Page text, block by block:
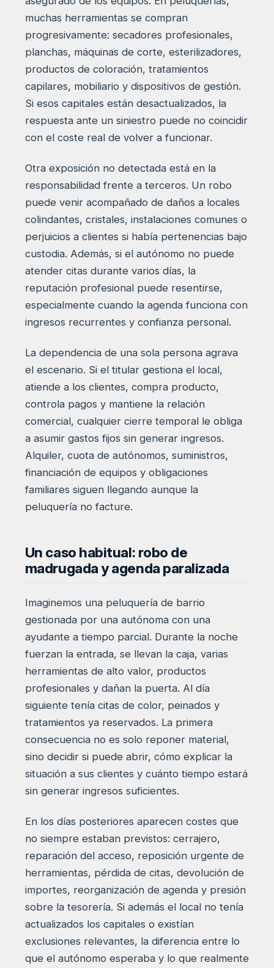
muchas herramientas se compran
progresivamente: secadores profesionales,
planchas, máquinas de corte, esterilizadores,
productos de coloración, tratamientos
capilares, mobiliario y dispositivos de gestión.
Si esos capitales están desactualizados, la
respuesta ante un siniestro puede no coincidir
con el coste real de volver a funcionar.
Otra exposición no detectada está en la
responsabilidad frente a terceros. Un robo
puede venir acompañado de daños a locales
colindantes, cristales, instalaciones comunes o
perjuicios a clientes si había pertenencias bajo
custodia. Además, si el autónomo no puede
atender citas durante varios días, la
reputación profesional puede resentirse,
especialmente cuando la agenda funciona con
ingresos recurrentes y confianza personal.
La dependencia de una sola persona agrava
el escenario. Si el titular gestiona el local,
atiende a los clientes, compra producto,
controla pagos y mantiene la relación
comercial, cualquier cierre temporal le obliga
a asumir gastos fijos sin generar ingresos.
Alquiler, cuota de autónomos, suministros,
financiación de equipos y obligaciones
familiares siguen llegando aunque la
peluquería no facture.
Un caso habitual: robo de
madrugada y agenda paralizada
Imaginemos una peluquería de barrio
gestionada por una autónoma con una
ayudante a tiempo parcial. Durante la noche
fuerzan la entrada, se llevan la caja, varias
herramientas de alto valor, productos
profesionales y dañan la puerta. Al día
siguiente tenía citas de color, peinados y
tratamientos ya reservados. La primera
consecuencia no es solo reponer material,
sino decidir si puede abrir, cómo explicar la
situación a sus clientes y cuánto tiempo estará
sin generar ingresos suficientes.
En los días posteriores aparecen costes que
no siempre estaban previstos: cerrajero,
reparación del acceso, reposición urgente de
herramientas, pérdida de citas, devolución de
importes, reorganización de agenda y presión
sobre la tesorería. Si además el local no tenía
actualizados los capitales o existían
exclusiones relevantes, la diferencia entre lo
que el autónomo esperaba y lo que realmente